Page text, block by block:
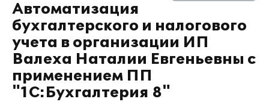
Автоматизация
бухгалтерского и налогового
учета в организации ИП
Валеха Наталии Евгеньевны с
применением ПП
"1С:Бухгалтерия 8"